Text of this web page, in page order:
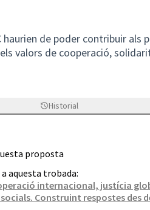
haurien de poder contribuir als
valors de cooperació,
Historial
proposta
aquesta trobada:
internacional, justícia
Construint respostes des